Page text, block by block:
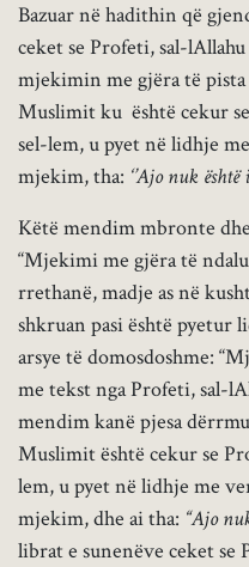
Bazuar në hadithin që
ceket se Profeti, sal-
mjekimin me gjëra të
Muslimit ku është cekur
sel-lem, u pyet në lidhje
mjekim, tha: ‘’Ajo nuk
Këtë mendim mbronte
“Mjekimi me gjëra të
rrethanë, madje as në
shkruan pasi është
arsye të domosdoshme:
me tekst nga Profeti, sal-
mendim kanë pjesa
Muslimit është cekur se
lem, u pyet në lidhje me
mjekim, dhe ai tha: “Ajo
librat e sunenëve ceket se